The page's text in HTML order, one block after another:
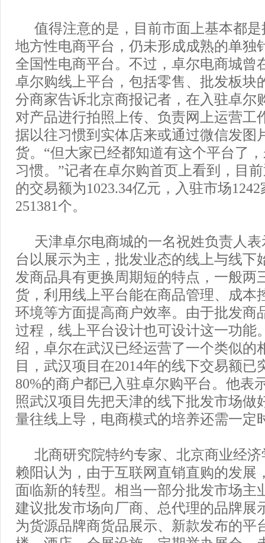
值得注意的是，目前市面上基本都
地方性电商平台，仍未形成成熟的单独
全国性电商平台。不过，卓尔电商城曾
卓尔购线上平台，包括零售、批发板块
分商家告诉北京商报记者，在入驻卓尔
对产品进行拍照上传、负责网上运营工
据以往习惯到实体店来或通过微信发图
货。“但大家已经都知道有这个平台了
习惯。”记者在卓尔购首页上看到，目
的交易额为1023.34亿元，入驻市场
251381个。
天津卓尔电商城的一名祝姓负责人
台以展示为主，批发业态的线上与线下
发商品具有更换周期短的特点，一般两
货，利用线上平台能在商品管理、成本
环境等方面提高商户效率。由于批发商
过程，线上平台设计也可设计这一功能
绍，卓尔在武汉已经运营了一个类似的
目，武汉项目在2014年的线下交易额已
80%的商户都已入驻卓尔购平台。他表
照武汉项目先把天津的线下批发市场做
量往线上导，电商模式的培养还需一定
北商研究院特约专家、北京商业经
赖阳认为，由于互联网直销直购的发展
面临新的转型。相当一部分批发市场主
建议批发市场向厂商、总代理的品牌展
为货源品牌商货品展示、新款发布的平